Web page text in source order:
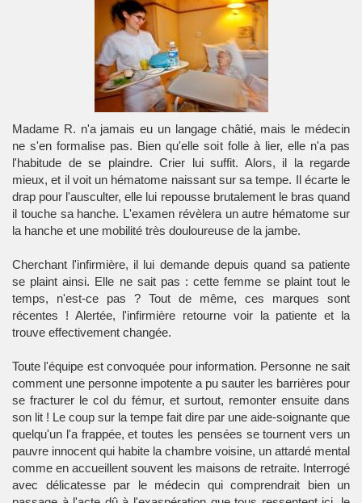
Madame R. n'a jamais eu un langage châtié, mais le médecin
ne s'en formalise pas. Bien qu'elle soit folle à lier, elle n'a pas
l'habitude de se plaindre. Crier lui suffit. Alors, il la regarde
mieux, et il voit un hématome naissant sur sa tempe. Il écarte le
drap pour l'ausculter, elle lui repousse brutalement le bras quand
il touche sa hanche. L'examen révèlera un autre hématome sur
la hanche et une mobilité très douloureuse de la jambe.
Cherchant l'infirmière, il lui demande depuis quand sa patiente
se plaint ainsi. Elle ne sait pas : cette femme se plaint tout le
temps, n'est-ce pas ? Tout de même, ces marques sont
récentes ! Alertée, l'infirmière retourne voir la patiente et la
trouve effectivement changée.
Toute l'équipe est convoquée pour information. Personne ne sait
comment une personne impotente a pu sauter les barrières pour
se fracturer le col du fémur, et surtout, remonter ensuite dans
son lit ! Le coup sur la tempe fait dire par une aide-soignante que
quelqu'un l'a frappée, et toutes les pensées se tournent vers un
pauvre innocent qui habite la chambre voisine, un attardé mental
comme en accueillent souvent les maisons de retraite. Interrogé
avec délicatesse par le médecin qui comprendrait bien un